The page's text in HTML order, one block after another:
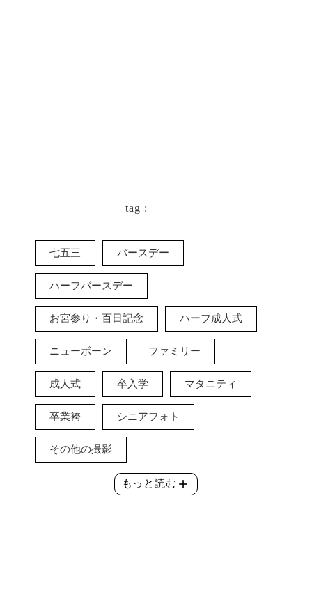
tag :
七五三 バースデー
ハーフバースデー
お宮参り・百日記念 ハーフ成人式
ニューボーン ファミリー
成人式 卒入学 マタニティ
卒業袴 シニアフォト
その他の撮影
もっと読む add